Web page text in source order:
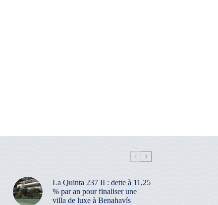
La Quinta 237 II : dette à 11,25
% par an pour finaliser une
villa de luxe à Benahavís